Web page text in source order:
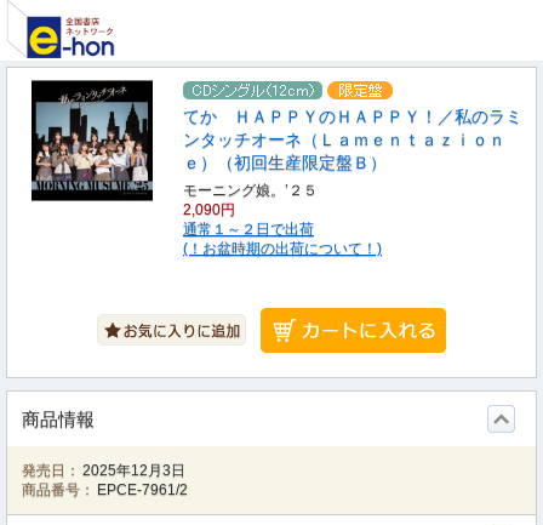
てか ＨＡＰＰＹのＨＡＰＰＹ！／私のラミ
ンタッチオーネ（Ｌａｍｅｎｔａｚｉｏｎ
ｅ）（初回生産限定盤Ｂ）
モーニング娘。’２５
2,090円
通常１～２日で出荷
(！お盆時期の出荷について！)
商品情報
発売日： 2025年12月3日
商品番号：
EPCE-7961/2